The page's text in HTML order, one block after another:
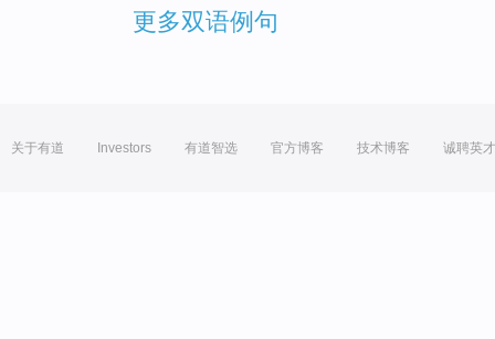
更多双语例句
关于有道 Investors 有道智选 官方博客 技术博客 诚聘英才